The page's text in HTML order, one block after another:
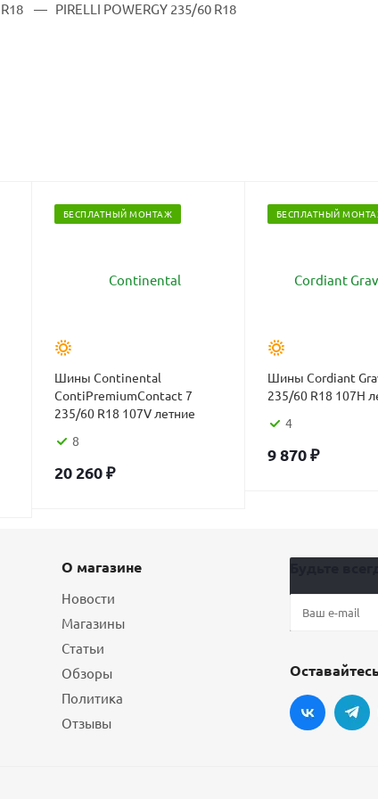
БЕСПЛАТНЫЙ МОНТАЖ
Шины Continental
ContiPremiumContact 7
235/60 R18 107V летние
8
20 260₽
БЕСПЛАТНЫЙ
Шины Cordiant
235/60 R18 107H
4
9 870₽
О магазине
Новости
Магазины
Статьи
Обзоры
Политика
Отзывы